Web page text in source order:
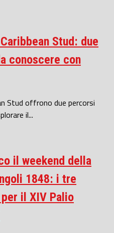
Stud: due
conoscere con
Stud offrono due percorsi
il...
il weekend della
1848: i tre
il XIV Palio